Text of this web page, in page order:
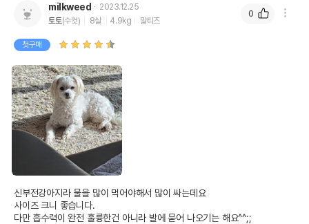
milkweed
2023.12.25
토토(수컷) 8살 4.9kg 말티즈
첫구매
신부전강아지라 물을 많이 먹어야해서 많이 싸는데요
사이즈 크니 좋습니다.
다만 흡수력이 완전 훌륭한건 아니라 발에 묻어 나오기는 해요^^;;
0